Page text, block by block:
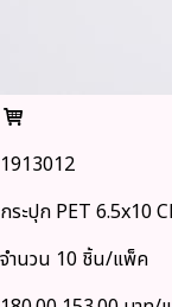
1913012
กระปุก PET 6.5x10
จำนวน 10 ชิ้น/แพ็ค